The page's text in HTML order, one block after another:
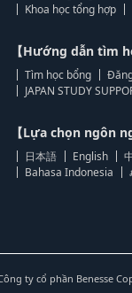
Khoa học tổng hợp
【Hướng dẫn tìm
Tìm học bổng
JAPAN STUDY
【Lựa chọn ngôn
日本語 English
Bahasa Indonesia
ty cổ phần Benesse